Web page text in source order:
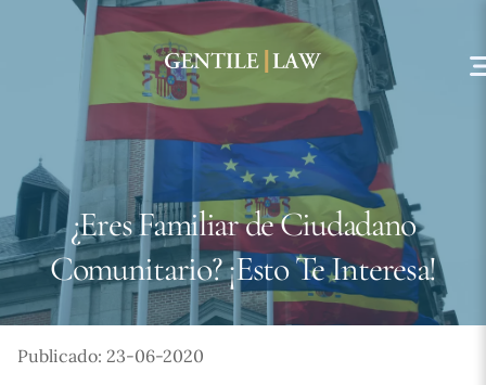
¿Eres Familiar de Ciudadano
Comunitario? ¡Esto Te Interesa!
Publicado: 23-06-2020